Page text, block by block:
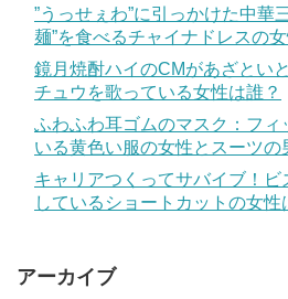
”うっせぇわ”に引っかけた中華
麺”を食べるチャイナドレスの
鏡月焼酎ハイのCMがあざとい
チュウを歌っている女性は誰？
ふわふわ耳ゴムのマスク：フィ
いる黄色い服の女性とスーツの
キャリアつくってサバイブ！
しているショートカットの女性
アーカイブ